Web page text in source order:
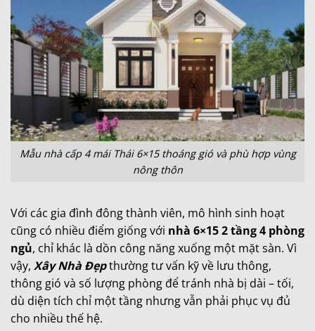
Mẫu nhà cấp 4 mái Thái 6×15 thoáng gió và phù hợp vùng
nông thôn
Với các gia đình đông thành viên, mô hình sinh hoạt
cũng có nhiều điểm giống với nhà 6×15 2 tầng 4 phòng
ngủ, chỉ khác là dồn công năng xuống một mặt sàn. Vì
vậy, Xây Nhà Đẹpthường tư vấn kỹ về lưu thông,
thông gió và số lượng phòng để tránh nhà bị dài – tối,
dù diện tích chỉ một tầng nhưng vẫn phải phục vụ đủ
cho nhiều thế hệ.